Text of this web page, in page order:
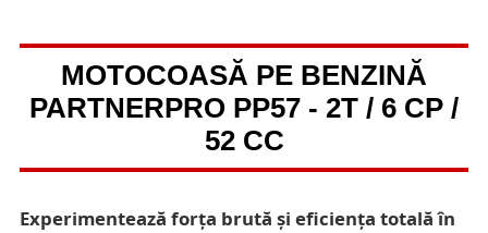
MOTOCOASĂ PE BENZINĂ
PARTNERPRO PP57 - 2T / 6 CP /
52 CC
Experimentează forța brută și eficiența totală în